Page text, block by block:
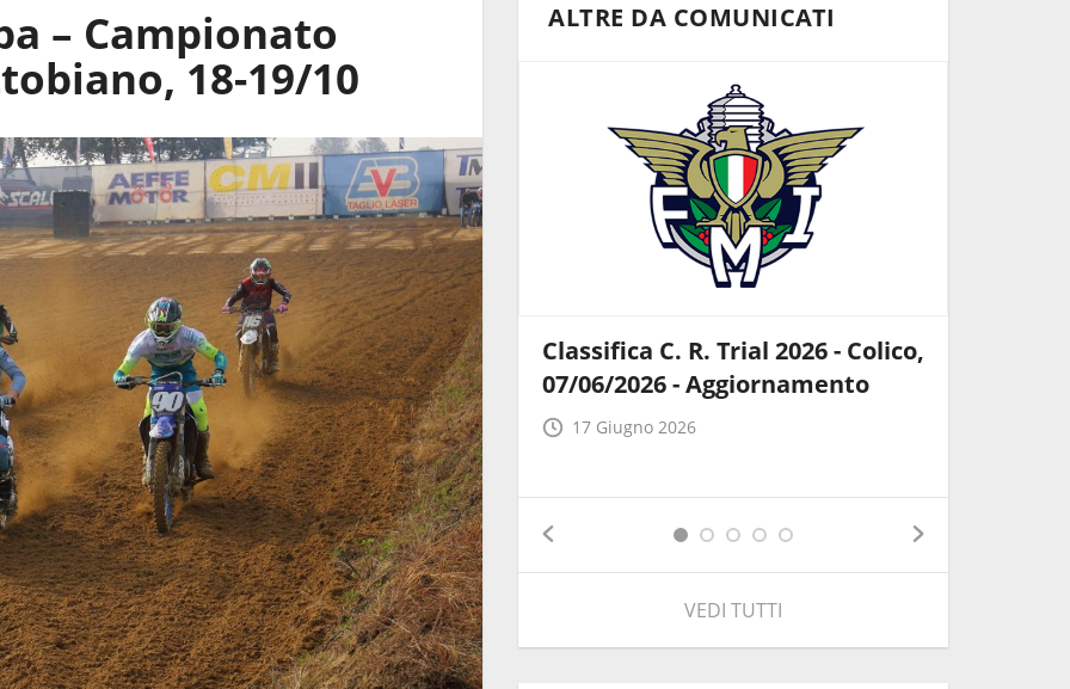
– Campionato
18-19/10
ALTRE DA COMUNICATI
Licenza Fuoristrada Regionale.
Approfondimento sulle
possibilità di utilizzo
3 Febbraio 2026
Classifica C. R. Trial 2026 - Colico,
07/06/2026 - Aggiornamento
17 Giugno 2026
VEDI TUTTI